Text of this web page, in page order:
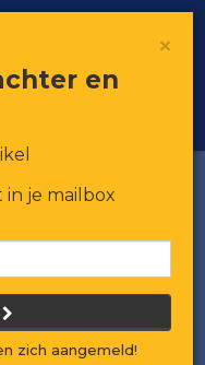
Toggle
×
en
in je mailbox
zich aangemeld!